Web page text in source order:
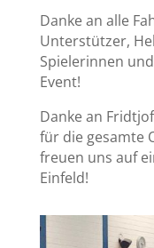
Danke an alle
Unterstützer,
Spielerinnen
Event!
Danke an
für die gesamte
freuen uns auf
Einfeld!